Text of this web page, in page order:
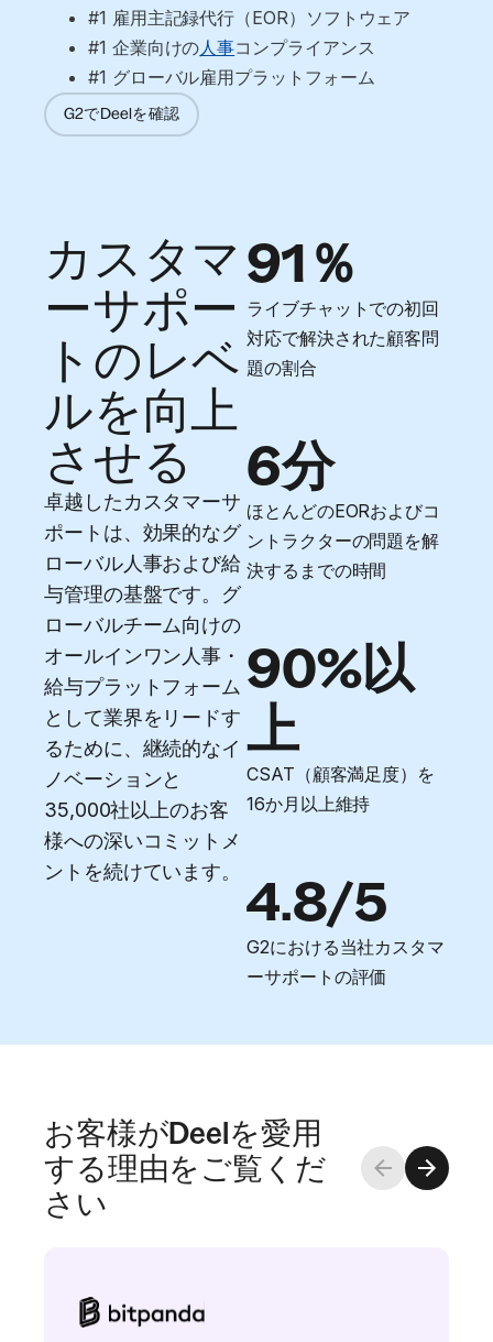
#1 雇用主記録代行（EOR）ソフトウェア
#1 企業向けの人事コンプライアンス
#1 グローバル雇用プラットフォーム
G2でDeelを確認
カスタマ
ーサポー
トのレベ
ルを向上
させる
卓越したカスタマーサ
ポートは、効果的なグ
ローバル人事および給
与管理の基盤です。グ
ローバルチーム向けの
オールインワン人事・
給与プラットフォーム
として業界をリードす
るために、継続的なイ
ノベーションと
35,000社以上のお客
様への深いコミットメ
ントを続けています。
91％
ライブチャットでの初回
対応で解決された顧客問
題の割合
6分
ほとんどのEORおよびコ
ントラクターの問題を解
決するまでの時間
90%以
上
CSAT（顧客満足度）を
16か月以上維持
4.8/5
G2における当社カスタマ
ーサポートの評価
お客様がDeelを愛用
する理由をご覧くだ
さい